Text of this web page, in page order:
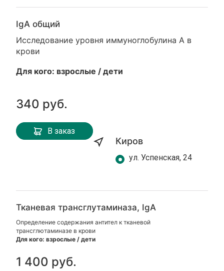
IgА общий
Исследование уровня иммуноглобулина A в
крови
Для кого: взрослые / дети
340 руб.
В заказ
Киров
ул. Успенская, 24
Тканевая трансглутаминаза, IgA
Определение содержания антител к тканевой
трансглютаминазе в крови
Для кого: взрослые / дети
1 400 руб.